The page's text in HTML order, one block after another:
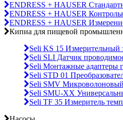
ENDRESS + HAUSER
ENDRESS + HAUSER
ENDRESS + HAUSER
Кипиа для пищевой
Seli KS 15 Измерительный
Seli SLI Датчик
Seli Монтажные адаптеры
Seli STD 01
Seli SMV Микроволоновый
Seli SMU-ХХ
Seli TF 35 Измеритель